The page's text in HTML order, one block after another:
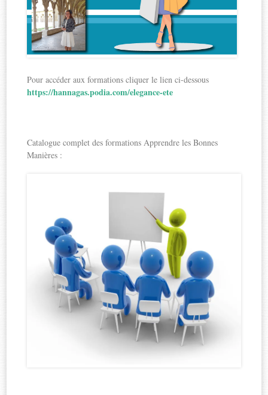
Pour accéder aux formations cliquer le lien ci-dessous
https://hannagas.podia.com/elegance-ete
Catalogue complet des formations Apprendre les Bonnes
Manières :